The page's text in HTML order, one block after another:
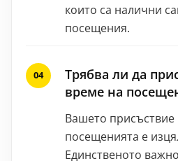
които са налични
посещения.
Трябва ли да
време на
Вашето
посещенията е
Единственото